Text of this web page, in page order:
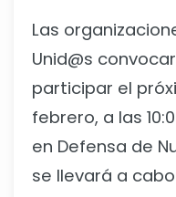
Las
Unid@s
participar el
febrero, a las
en Defensa de
se llevará a